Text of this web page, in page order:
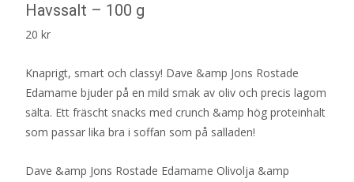
Havssalt – 100 g
20 kr
Knaprigt, smart och classy! Dave &amp Jons Rostade
Edamame bjuder på en mild smak av oliv och precis lagom
sälta. Ett fräscht snacks med crunch &amp hög proteinhalt
som passar lika bra i soffan som på salladen!
Dave &amp Jons Rostade Edamame Olivolja &amp